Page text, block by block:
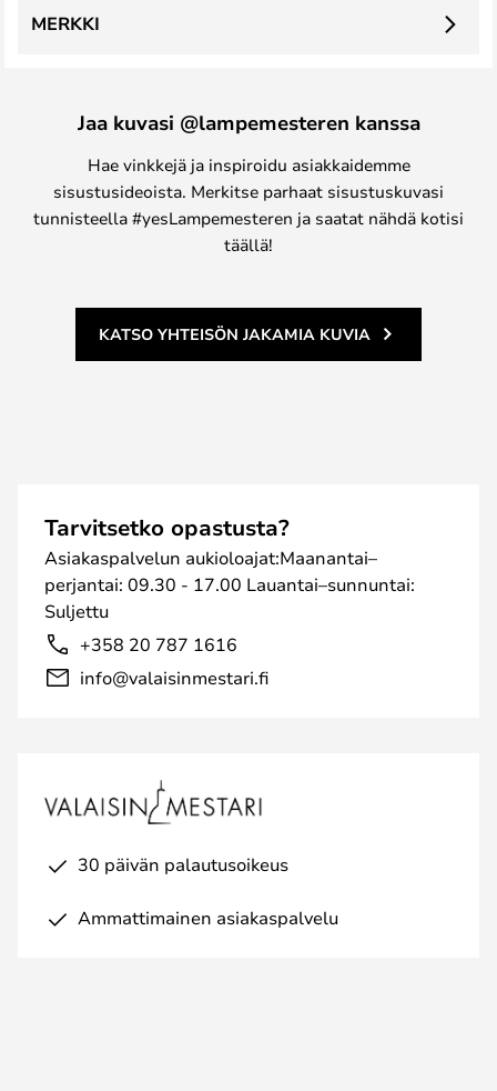
MERKKI
Jaa kuvasi @lampemesteren kanssa
Hae vinkkejä ja inspiroidu asiakkaidemme
sisustusideoista. Merkitse parhaat sisustuskuvasi
tunnisteella #yesLampemesteren ja saatat nähdä kotisi
täällä!
KATSO YHTEISÖN JAKAMIA KUVIA
Tarvitsetko opastusta?
Asiakaspalvelun aukioloajat:Maanantai–
perjantai: 09.30 - 17.00 Lauantai–sunnuntai:
Suljettu
+358 20 787 1616
info@valaisinmestari.fi
30 päivän palautusoikeus
Ammattimainen asiakaspalvelu